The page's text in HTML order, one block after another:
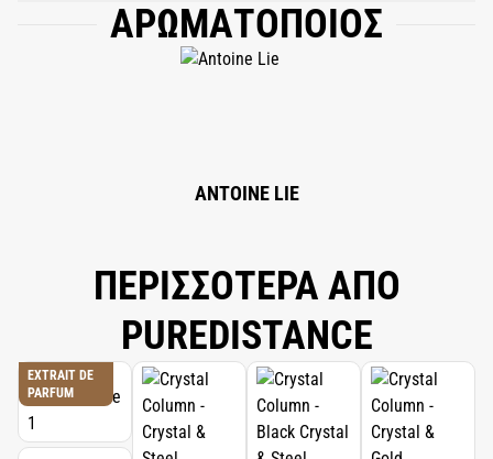
ALCOHOL DENAT, LIMONENE, ALPHA-ISOMETHYL IONONE, COUMARIN,
CITRONELLOL, LINALOOL, BUTYLPHENYL METHYLPROPIONAL,
GERANIOL, EUGENOL, CITRAL, BENZYL BENZOATE, CINNAMYL ALCOHOL,
ΑΡΩΜΑΤΟΠΟΙΟΣ
ANTOINE LIE
ΠΕΡΙΣΣΟΤΕΡΑ ΑΠΟ
PUREDISTANCE
EXTRAIT DE
PARFUM